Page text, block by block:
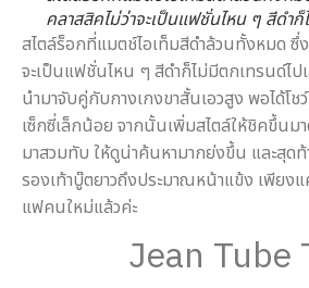
คลาสสิคไม่ว่าจะเป็นแฟชั่นไหน ๆ สีดำ
สไตล์ร็อกที่แมตช์ไอเท็มสีดำล้วนทั้งหมด ซึ่
จะเป็นแฟชั่นไหน ๆ สีดำก็ไม่มีตกเทรนด์ไป
นำมาจับคู่กับกางเกงขาสั้นเอวสูง พอได้โ
เซ็กซี่เล็กน้อย จากนั้นเพิ่มสไตล์ให้ชิคขึ้นม
มาสวมทับ ให้ดูน่าค้นหามากย่งขึ้น และสุด
รองเท้าบู๊ตยาวถึงประมาณหน้าแข้ง เพียงแ
แฟคนใหม่แล้วค่ะ
Jean Tube